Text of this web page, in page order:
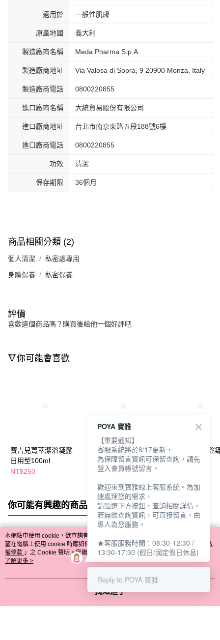
適用於 一般性肌膚
原產地國 義大利
製造廠商名稱 Meda Pharma S.p.A.
製造廠商地址 Via Valosa di Sopra, 9 20900 Monza, Italy
製造廠商電話 0800220855
進口廠商名稱 大統貿易股份有限公司
進口廠商地址 台北市南京東路五段188號6樓
進口廠商電話 0800220855
功效 清潔
保存期限 36個月
商品相關分類 (2)
個人清潔 私密處專用
身體保養 私密保養
評價
喜歡這個商品嗎？購買後給他一個好評吧
🔻你可能會喜歡
賽吉兒菁萃潔浴凝露-
日用型100ml
NT$250
賽吉兒菁萃潔浴凝露-
日用型500ml
NT$723
賽吉兒菁萃潔浴
加強型250ml
你可能有興趣的商品 全站排行
熱門標籤
本網站中使用 cookie，欲查詢有關本網站使用 cookie 方式之詳情，及若您不希
望在電腦上使用 cookie 時應如何變更電腦的 cookie 設定，請參閱本網站「
隱私
權條款 」之 Cookie 聲明。您繼續使用本網站即表示您同意本公司得按本網站使
用條款之 Cookie 聲明使用 cookie。
了解更多 >
我知道了
POYA 寶雅
【重要通知】
客服系統將於8/17更新，
為保障留言資訊可保留查詢，請先
登入會員帳號留言。
歡迎來到寶雅線上客服系統。為加
速處理您的需求，
請點選下方按鈕，查詢相關詳情，
若無欲查詢資訊，可直接留言，由
專人為您服務。
★客服服務時間：08:30-12:30 /
13:30-17:30 (假日/國定假日休息)
Reply to POYA 寶雅